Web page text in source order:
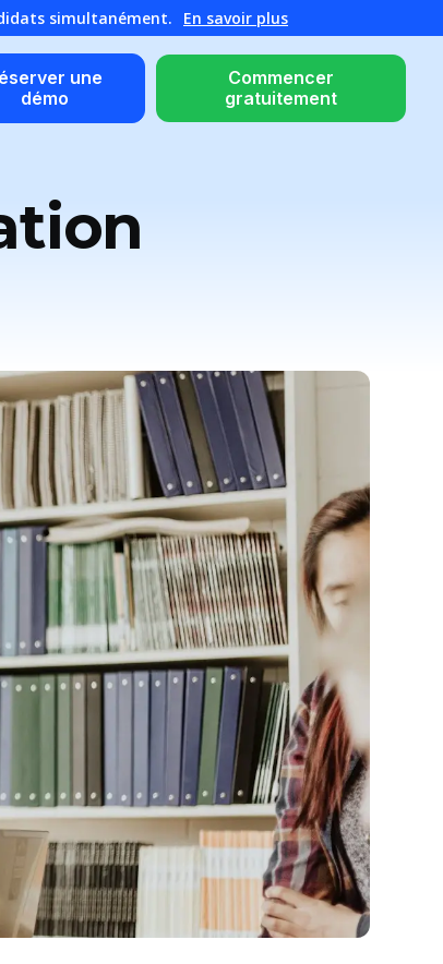
simultanément. En savoir plus
une
démo
Commencer
gratuitement